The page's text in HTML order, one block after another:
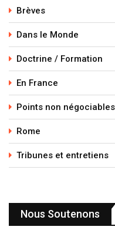
Brèves
Dans le Monde
Doctrine / Formation
En France
Points non
Rome
Tribunes et entretiens
Nous Soutenons